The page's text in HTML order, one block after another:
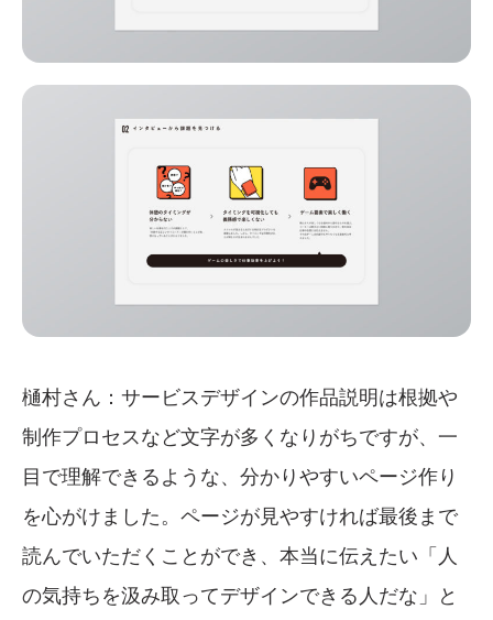
樋村さん：サービスデザインの作品説明は根拠や
制作プロセスなど文字が多くなりがちですが、一
目で理解できるような、分かりやすいページ作り
を心がけました。ページが見やすければ最後まで
読んでいただくことができ、本当に伝えたい「人
の気持ちを汲み取ってデザインできる人だな」と